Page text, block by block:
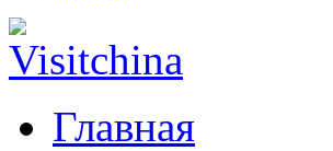
Главная